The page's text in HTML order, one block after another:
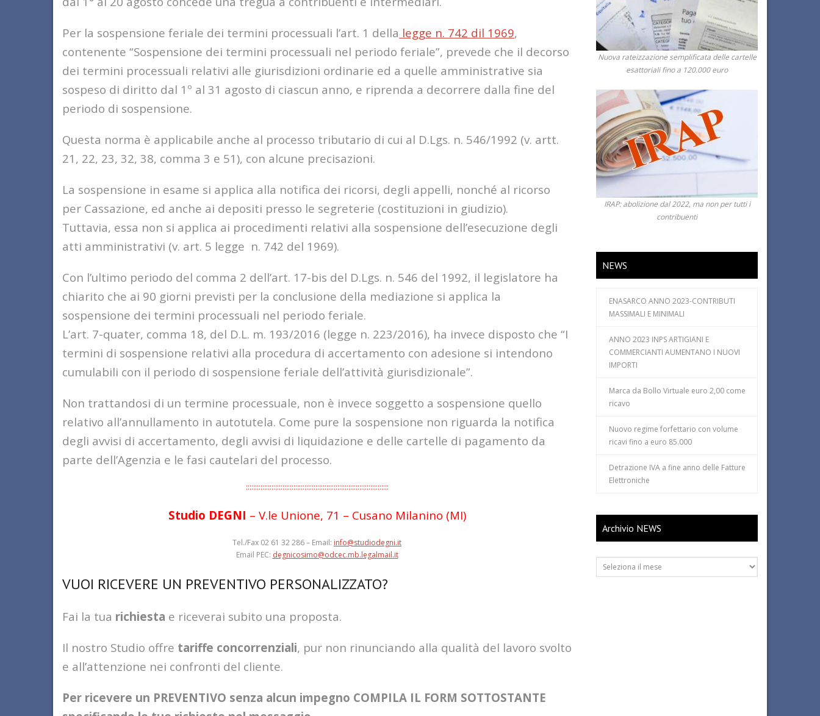
Per la sospensione feriale dei termini processuali l’art. 1 della legge n. 742 dil 1969,
contenente “Sospensione dei termini processuali nel periodo feriale”, prevede che il decorso
dei termini processuali relativi alle giurisdizioni ordinarie ed a quelle amministrative sia
sospeso di diritto dal 1º al 31 agosto di ciascun anno, e riprenda a decorrere dalla fine del
periodo di sospensione.
Questa norma è applicabile anche al processo tributario di cui al D.Lgs. n. 546/1992 (v. artt.
21, 22, 23, 32, 38, comma 3 e 51), con alcune precisazioni.
La sospensione in esame si applica alla notifica dei ricorsi, degli appelli, nonché al ricorso
per Cassazione, ed anche ai depositi presso le segreterie (costituzioni in giudizio).
Tuttavia, essa non si applica ai procedimenti relativi alla sospensione dell’esecuzione degli
atti amministrativi (v. art. 5 legge n. 742 del 1969).
Con l’ultimo periodo del comma 2 dell’art. 17-bis del D.Lgs. n. 546 del 1992, il legislatore ha
chiarito che ai 90 giorni previsti per la conclusione della mediazione si applica la
sospensione dei termini processuali nel periodo feriale.
L’art. 7-quater, comma 18, del D.L. m. 193/2016 (legge n. 223/2016), ha invece disposto che “I
termini di sospensione relativi alla procedura di accertamento con adesione si intendono
cumulabili con il periodo di sospensione feriale dell’attività giurisdizionale”.
Non trattandosi di un termine processuale, non è invece soggetto a sospensione quello
relativo all’annullamento in autotutela. Come pure la sospensione non riguarda la notifica
degli avvisi di accertamento, degli avvisi di liquidazione e delle cartelle di pagamento da
parte dell’Agenzia e le fasi cautelari del processo.
::::::::::::::::::::::::::::::::::::::::::::::::::::::::::::::::::::::::::::::
Studio DEGNI – V.le Unione, 71 – Cusano Milanino (MI)
Tel./Fax 02 61 32 286 – Email: info@studiodegni.it
Email PEC: degnicosimo@odcec.mb.legalmail.it
VUOI RICEVERE UN PREVENTIVO PERSONALIZZATO?
Fai la tua richiesta e riceverai subito una proposta.
Il nostro Studio offre tariffe concorrenziali, pur non rinunciando alla qualità del lavoro svolto
e all’attenzione nei confronti del cliente.
Per ricevere un PREVENTIVO senza alcun impegno COMPILA IL FORM SOTTOSTANTE
Nuova rateizzazione semplificata delle cartelle
esattoriali fino a 120.000 euro
IRAP: abolizione dal 2022, ma non per tutti i
contribuenti
NEWS
ENASARCO ANNO 2023-CONTRIBUTI
MASSIMALI E MINIMALI
ANNO 2023 INPS ARTIGIANI E
COMMERCIANTI AUMENTANO I NUOVI
IMPORTI
Marca da Bollo Virtuale euro 2,00 come
ricavo
Nuovo regime forfettario con volume
ricavi fino a euro 85.000
Detrazione IVA a fine anno delle Fatture
Elettroniche
Archivio NEWS
Archivio
NEWS